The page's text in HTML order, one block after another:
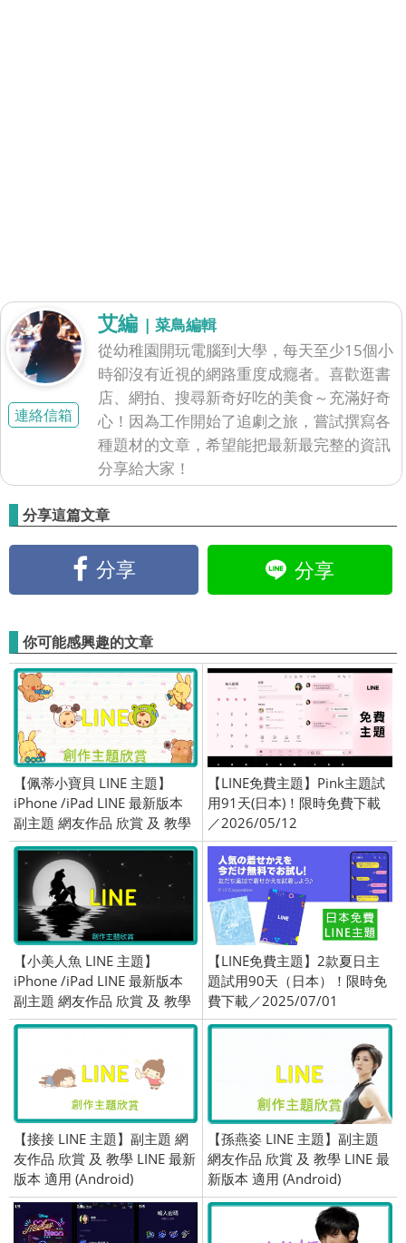
連絡信箱
艾編 | 菜鳥編輯
從幼稚園開玩電腦到大學，每天至少15個小
時卻沒有近視的網路重度成癮者。喜歡逛書
店、網拍、搜尋新奇好吃的美食～充滿好奇
心！因為工作開始了追劇之旅，嘗試撰寫各
種題材的文章，希望能把最新最完整的資訊
分享給大家！
分享這篇文章
分享 分享
你可能感興趣的文章
【佩蒂小寶貝 LINE 主題】
iPhone /iPad LINE 最新版本
副主題 網友作品 欣賞 及 教學
適用 (iOS)
【LINE免費主題】Pink主題試
用91天(日本)！限時免費下載
／2026/05/12
【小美人魚 LINE 主題】
iPhone /iPad LINE 最新版本
副主題 網友作品 欣賞 及 教學
適用 (iOS)
【LINE免費主題】2款夏日主
題試用90天（日本）！限時免
費下載／2025/07/01
【接接 LINE 主題】副主題 網
友作品 欣賞 及 教學 LINE 最新
版本 適用 (Android)
【孫燕姿 LINE 主題】副主題
網友作品 欣賞 及 教學 LINE 最
新版本 適用 (Android)